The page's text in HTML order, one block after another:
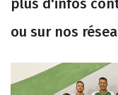
plus d'infos
ou sur nos